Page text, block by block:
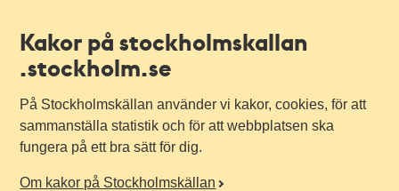
Kakor på stockholmskallan
.stockholm.se
På Stockholmskällan använder vi kakor, cookies, för att
sammanställa statistik och för att webbplatsen ska
fungera på ett bra sätt för dig.
Om kakor på Stockholmskällan